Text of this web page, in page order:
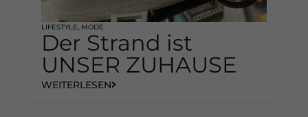
LIFESTYLE MODE
Der Strand ist
UNSER ZUHAUSE
WEITERLESEN